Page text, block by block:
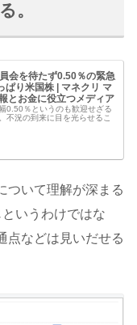
。
会を待たず0.50％の緊急
ぱり米国株 | マネクリ マ
とお金に役立つメディア
0.50％というのも歓迎せざる
不況の到来に目を光らせるこ
ついて理解が深まる
いうわけではな
点などは見いだせる